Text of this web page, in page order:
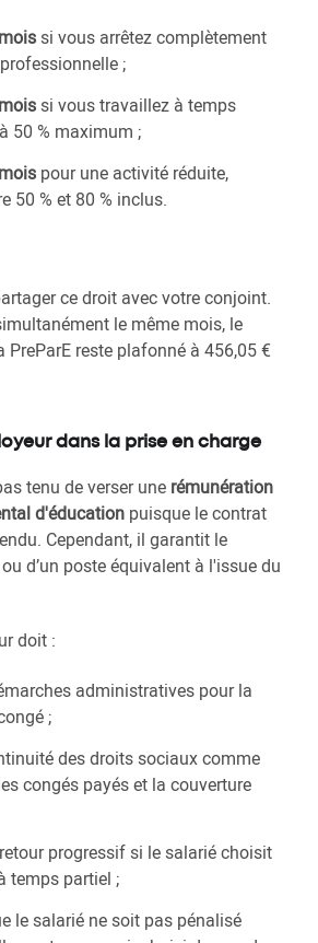
si vous arrêtez complètement
;
si vous travaillez à temps
50 % maximum ;
pour une activité réduite,
50 % et 80 % inclus.
ce droit avec votre conjoint.
le même mois, le
reste plafonné à 456,05 €
dans la prise en charge
tenu de verser une rémunération
d'éducation puisque le contrat
Cependant, il garantit le
d’un poste équivalent à l'issue du
doit :
administratives pour la
;
des droits sociaux comme
congés payés et la couverture
progressif si le salarié choisit
temps partiel ;
le salarié ne soit pas pénalisé